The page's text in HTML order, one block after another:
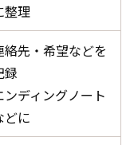
整理
絡先・希望などを
録
ンディングノート
どに